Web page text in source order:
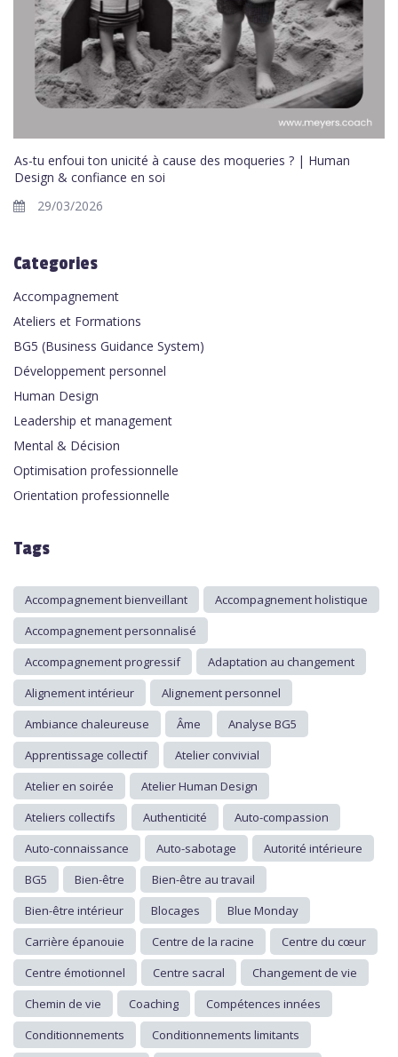
As-tu enfoui ton unicité à cause des moqueries ? | Human
Design & confiance en soi
29/03/2026
Categories
Accompagnement
Ateliers et Formations
BG5 (Business Guidance System)
Développement personnel
Human Design
Leadership et management
Mental & Décision
Optimisation professionnelle
Orientation professionnelle
Tags
Accompagnement bienveillant
Accompagnement holistique
Accompagnement personnalisé
Accompagnement progressif
Adaptation au changement
Alignement intérieur
Alignement personnel
Ambiance chaleureuse
Âme
Analyse BG5
Apprentissage collectif
Atelier convivial
Atelier en soirée
Atelier Human Design
Ateliers collectifs
Authenticité
Auto-compassion
Auto-connaissance
Auto-sabotage
Autorité intérieure
BG5
Bien-être
Bien-être au travail
Bien-être intérieur
Blocages
Blue Monday
Carrière épanouie
Centre de la racine
Centre du cœur
Centre émotionnel
Centre sacral
Changement de vie
Chemin de vie
Coaching
Compétences innées
Conditionnements
Conditionnements limitants